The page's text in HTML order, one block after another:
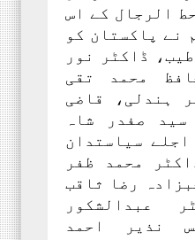
الرجال کے اس
نے پاکستان کو
ڈاکٹر نور
محمد تقی
ہندلی، قاضی
صفدر شاہ
اجلے سیاستدان
محمد ظفر
رضا ثاقب
عبدالشکور
نذیر احمد